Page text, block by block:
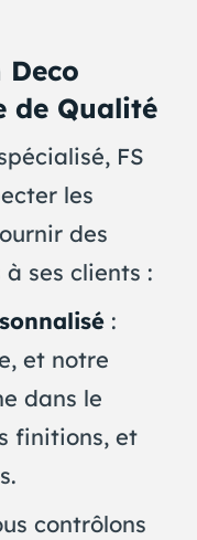
Deco
de Qualité
FS
les
des
ses clients :
:
et notre
dans le
finitions, et
contrôlons